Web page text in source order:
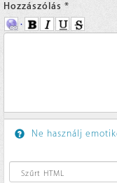
Hozzászólás *
Ne használj